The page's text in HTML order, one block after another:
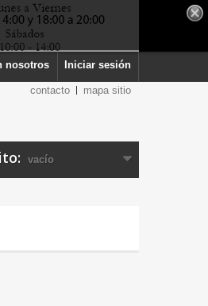
Iniciar sesión
nosotros
contacto
mapa sitio
vacío